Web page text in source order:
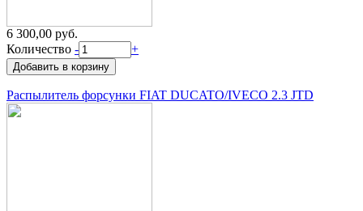
6 300,00 руб.
Количество - +
Распылитель форсунки FIAT DUCATO/IVECO 2.3 JTD